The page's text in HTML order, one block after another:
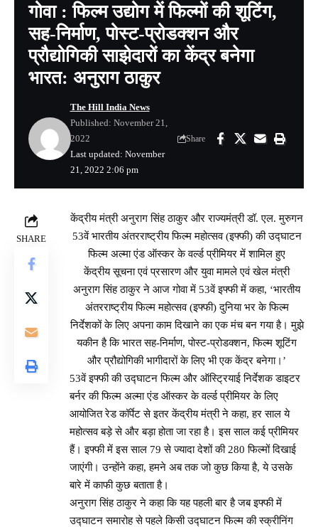
गोवा : फिल्म उद्योग में फिल्मों की शूटिंग,
सह-निर्माण, पोस्ट-प्रोडक्शन और
प्रौद्योगिकी साझेदारों का केंद्र बनेगा
भारत: अनुराग ठाकुर
Last updated: November
21, 2022 2:06 pm
The Hill India News
Published: November 21,
2022
Share
SHARE
केंद्रीय मंत्री अनुराग सिंह ठाकुर और राज्यमंत्री डॉ. एल. मुरुगन
53वें भारतीय अंतरराष्ट्रीय फिल्म महोत्सव (इफ्फी) की उद्घाटन
फिल्म अल्मा एंड ऑस्कर के वर्ल्ड प्रीमियर में शामिल हुए
केंद्रीय सूचना एवं प्रसारण और युवा मामले एवं खेल मंत्री
अनुराग सिंह ठाकुर ने आज गोवा में 53वें इफ्फी में कहा, ‘भारतीय
अंतरराष्ट्रीय फिल्म महोत्सव (इफ्फी) दुनिया भर के फिल्म
निर्देशकों के लिए अपना काम दिखाने का एक मंच बन गया है। मुझे
यकीन है कि भारत सह-निर्माण, पोस्ट-प्रोडक्शन, फिल्म शूटिंग
और प्रौद्योगिकी भागीदारों के लिए भी एक केंद्र बनेगा।’
53वें इफ्फी की उद्घाटन फिल्म और ऑस्ट्रियाई निर्देशक डाइटर
बर्नर की फिल्म अल्मा एंड ऑस्कर के वर्ल्ड प्रीमियर के लिए
आयोजित रेड कॉर्पेट से इतर केंद्रीय मंत्री ने कहा, हर साल ये
महोत्सव बड़े से और बड़ा होता जा रहा है। इस साल कई प्रीमियर
हैं। इफ्फी में इस साल 79 से ज्यादा देशों की 280 फिल्मों दिखाई
जाएंगी। उन्होंने कहा, हमने अब तक जो कुछ किया है, ये उसके
बारे में काफी कुछ बताता है।
अनुराग सिंह ठाकुर ने कहा कि यह पहली बार है जब इफ्फी में
उद्घाटन समारोह से पहले किसी उद्घाटन फिल्म की स्क्रीनिंग